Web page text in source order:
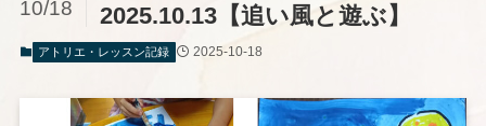
2025.10.13【追い風と遊ぶ】
10/18
アトリエ・レッスン記録 2025-10-18